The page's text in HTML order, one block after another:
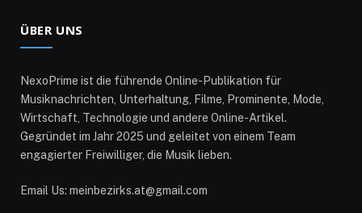
ÜBER UNS
NexoPrime ist die führende Online-Publikation für
Musiknachrichten, Unterhaltung, Filme, Prominente, Mode,
Wirtschaft, Technologie und andere Online-Artikel.
Gegründet im Jahr 2025 und geleitet von einem Team
engagierter Freiwilliger, die Musik lieben.
Email Us: meinbezirks.at@gmail.com